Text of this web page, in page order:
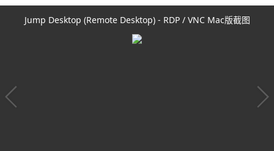
Jump Desktop (Remote Desktop) - RDP / VNC Mac版截图